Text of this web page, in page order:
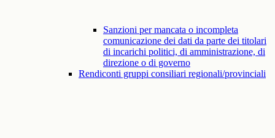
Sanzioni per mancata o incompleta
comunicazione dei dati da parte dei titolari
di incarichi politici, di amministrazione, di
direzione o di governo
Rendiconti gruppi consiliari regionali/provinciali